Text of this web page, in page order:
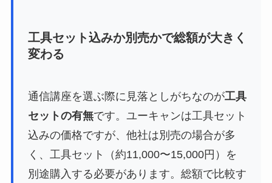
工具セット込みか別売かで総額が大きく
変わる
通信講座を選ぶ際に見落としがちなのが工具
セットの有無です。ユーキャンは工具セット
込みの価格ですが、他社は別売の場合が多
く、工具セット（約11,000〜15,000円）を
別途購入する必要があります。総額で比較す